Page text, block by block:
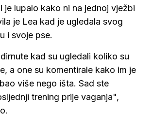
je lupalo kako ni na jednoj vježbi
je Lea kad je ugledala svog
i svoje pse.
kad su ugledali koliko su
a one su komentirale kako im je
više nego išta. Sad ste
trening prije vaganja",